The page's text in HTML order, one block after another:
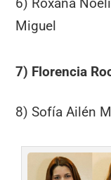
6) Roxana
Miguel
7) Florencia
8) Sofía Ailén